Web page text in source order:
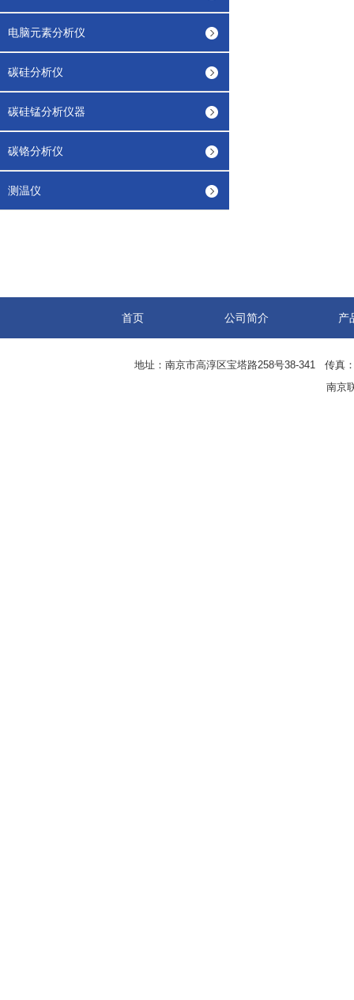
电脑元素分析仪
碳硅分析仪
碳硅锰分析仪器
碳铬分析仪
测温仪
首页 公司简介 产
地址：南京市高淳区宝塔路258号38-341 传真
南京